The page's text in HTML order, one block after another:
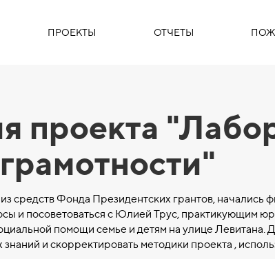
ПРОЕКТЫ ОТЧЕТЫ
проекта
средств Фонда Президентских грантов, начались
и посоветоваться с Юлией Трус, практикующим
помощи семье и детям на улице Левитана.
и скорректировать методики проекта ,